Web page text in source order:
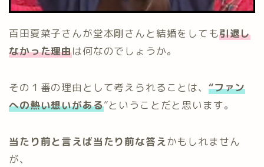
百田夏菜子さんが堂本剛さんと結婚をしても引退し
なかった理由は何なのでしょうか。
その１番の理由として考えられることは、 “ファン
への熱い想いがある”ということだと思います。
当たり前と言えば当たり前な答えかもしれません
が、